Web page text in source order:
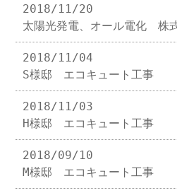
2018/11/20
太陽光発電、オール電化 株
2018/11/04
S様邸 エコキュート工事
2018/11/03
H様邸 エコキュート工事
2018/09/10
M様邸 エコキュート工事